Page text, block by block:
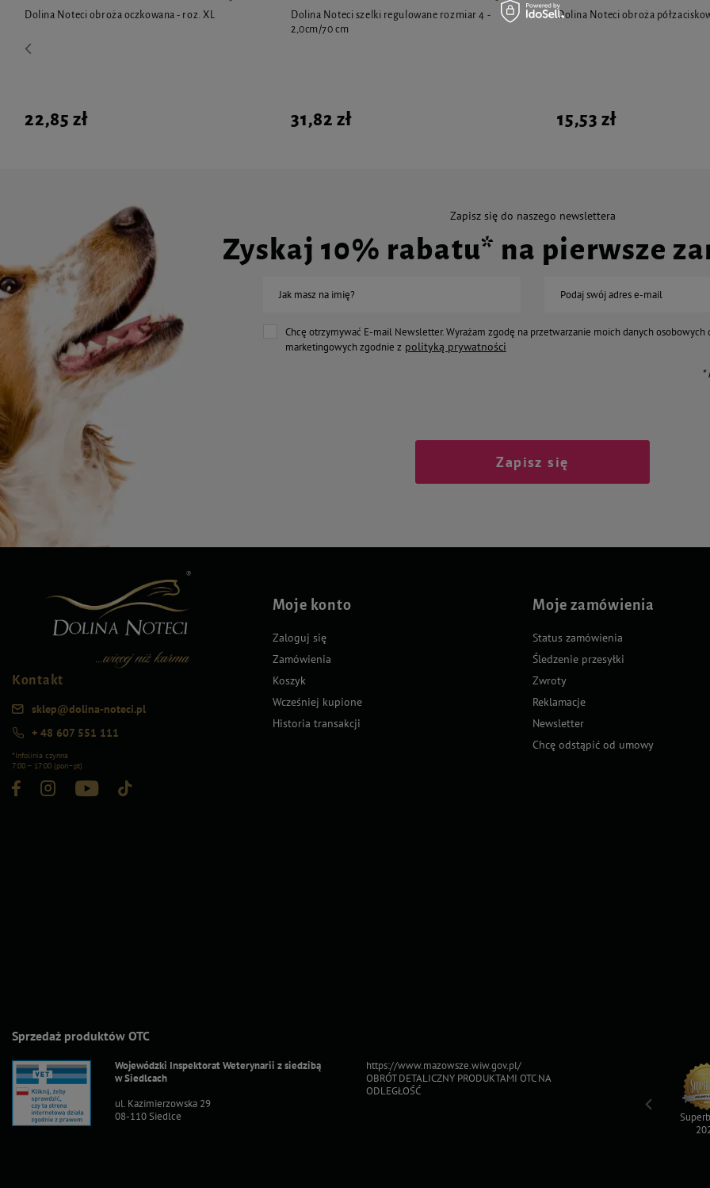
Dolina Noteci obroża oczkowana - roz. XL
22,85 zł
Dolina Noteci szelki regulowane rozmiar 4 -
2,0cm/70 cm
31,82 zł
Dolina Noteci obroża
15,53 zł
Zapisz się do naszego newslettera
Zyskaj 10% rabatu* na pierwsze
Jak masz na imię? Podaj swój adres e-mail
Chcę otrzymywać E-mail Newsletter. Wyrażam zgodę na przetwarzanie moich danych osobowych
marketingowych zgodnie z polityką prywatności
*
Zapisz się
Kontakt
sklep@dolina-noteci.pl
+ 48 607 551 111
*Infolinia czynna
7:00 – 17:00 (pon–pt)
Moje konto
Zaloguj się
Zamówienia
Koszyk
Wcześniej kupione
Historia transakcji
Moje zamówienia
Status zamówienia
Śledzenie przesyłki
Zwroty
Reklamacje
Newsletter
Chcę odstąpić od umowy
Sprzedaż produktów OTC
Wojewódzki Inspektorat Weterynarii z siedzibą
w Siedlcach
ul. Kazimierzowska 29
08-110 Siedlce
https://www.mazowsze.wiw.gov.pl/
OBRÓT DETALICZNY PRODUKTAMI OTC NA
ODLEGŁOŚĆ